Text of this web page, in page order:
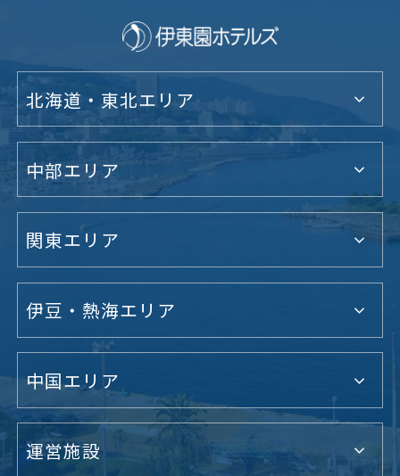
北海道・東北エリア
中部エリア
関東エリア
伊豆・熱海エリア
中国エリア
運営施設